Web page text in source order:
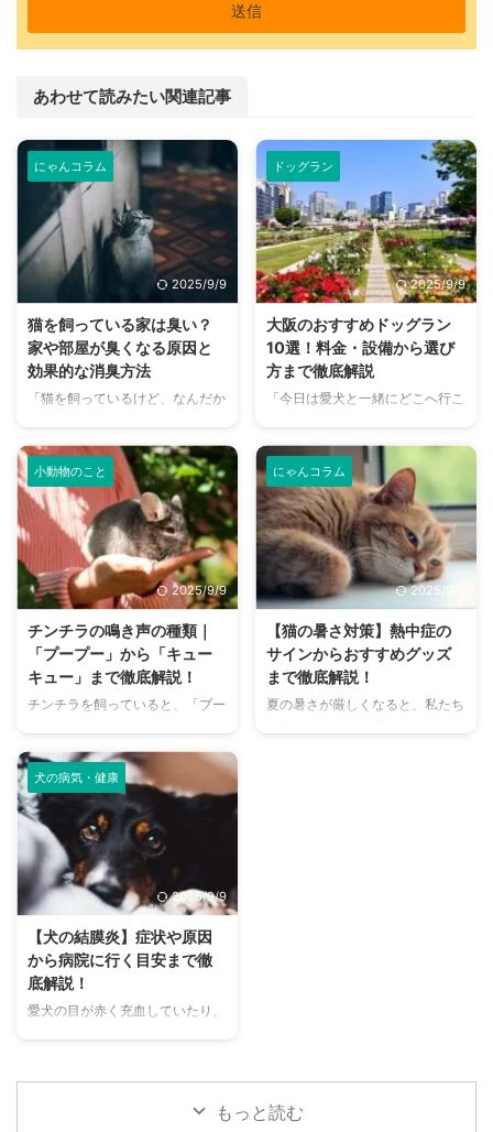
あわせて読みたい関連記事
にゃんコラム
2025/9/9
猫を飼っている家は臭い？
家や部屋が臭くなる原因と
効果的な消臭方法
「猫を飼っているけど、なんだか
悩みはありませんか？猫との暮ら
しは幸せで満ちていますが、独特
のにおいが気になるという飼い主
さんは少なくありません。 特
に、来客時などは「うちのにお
い、大丈夫かな？」と不安に感じ
てしまうこともあるでしょう。
この記事では、猫のにおいの原因
体、部屋など、場所別に具体的な
消臭対策を徹底的に解説します。
さらに、猫と飼い主さん両方にと
って快適な消臭グッズの選び方ま
の情報を網羅的にご紹介します。
今 ...
ドッグラン
2025/9/9
大阪のおすすめドッグラン
10選！料金・設備から選び
方まで徹底解説
「今日は愛犬と一緒にどこへ行こ
か？大阪には、広大な敷地でのび
のびと遊べるドッグランから、都
心でアクセスしやすい便利な施設
まで、魅力的なドッグランがたく
さんあります。 しかし、「初め
てドッグランに行くから不安」
「どの施設が愛犬に合っているか
わからない」という方も多いので
は、大阪府内にある人気のドッグ
ランを厳選し、料金、広さ、利用
条件、設備など、気になる情報を
網羅的に解説します。 さらに、
小動物のこと
2025/9/9
チンチラの鳴き声の種類｜
「プープー」から「キュー
キュー」まで徹底解説！
チンチラを飼っていると、「プー
まざまな鳴き声が聞こえてくるこ
とがありますよね。 チンチラは
犬や猫のように鳴き声で感情を表
現するため、その鳴き声の意味を
理解することは、愛チンチラとの
関係を深める上で非常に大切で
す。 この記事では、チンチラの
代表的な鳴き声の種類とその意味
鳴き声からわかるストレスや病気
のサイン、チンチラが鳴く理由を
理解して良好な関係を築くための
ヒントもご紹介します。 この記
ニ ...
にゃんコラム
2025/9/9
【猫の暑さ対策】熱中症の
サインからおすすめグッズ
まで徹底解説！
夏の暑さが厳しくなると、私たち
る ...
犬の病気・健康
2025/9/9
【犬の結膜炎】症状や原因
から病院に行く目安まで徹
底解説！
愛犬の目が赤く充血していたり、
る目の病気ですが、原因や症状はもっと読む